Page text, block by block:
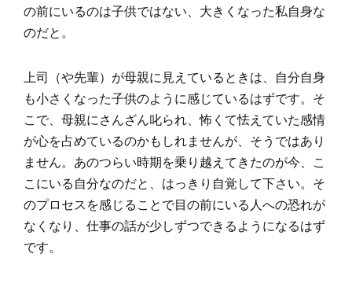
の前にいるのは子供ではない、大きくなった私自身な
のだと。
上司（や先輩）が母親に見えているときは、自分自身
も小さくなった子供のように感じているはずです。そ
こで、母親にさんざん叱られ、怖くて怯えていた感情
が心を占めているのかもしれませんが、そうではあり
ません。あのつらい時期を乗り越えてきたのが今、こ
こにいる自分なのだと、はっきり自覚して下さい。そ
のプロセスを感じることで目の前にいる人への恐れが
なくなり、仕事の話が少しずつできるようになるはず
です。